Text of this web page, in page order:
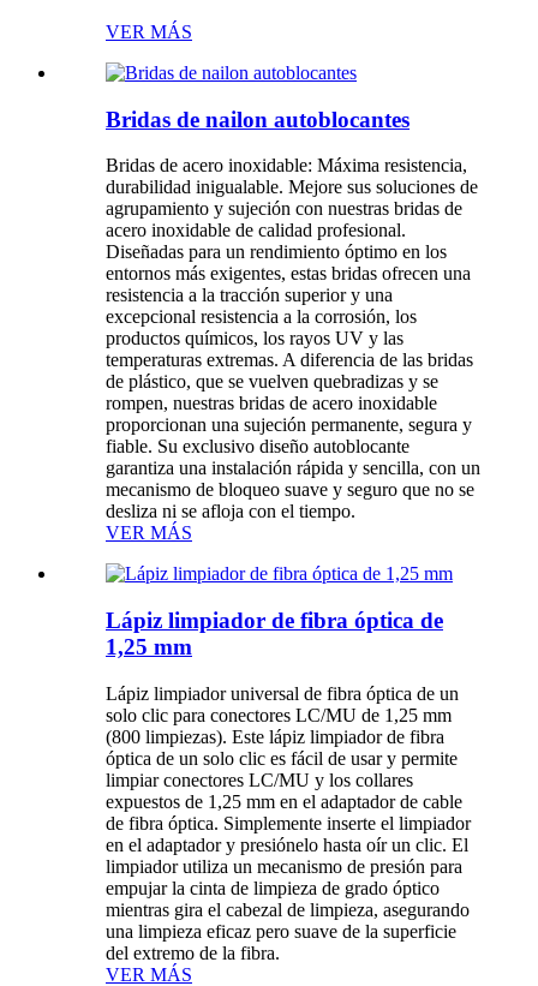
VER MÁS
Bridas de nailon autoblocantes
Bridas de acero inoxidable: Máxima resistencia,
durabilidad inigualable. Mejore sus soluciones de
agrupamiento y sujeción con nuestras bridas de
acero inoxidable de calidad profesional.
Diseñadas para un rendimiento óptimo en los
entornos más exigentes, estas bridas ofrecen una
resistencia a la tracción superior y una
excepcional resistencia a la corrosión, los
productos químicos, los rayos UV y las
temperaturas extremas. A diferencia de las bridas
de plástico, que se vuelven quebradizas y se
rompen, nuestras bridas de acero inoxidable
proporcionan una sujeción permanente, segura y
fiable. Su exclusivo diseño autoblocante
garantiza una instalación rápida y sencilla, con un
mecanismo de bloqueo suave y seguro que no se
desliza ni se afloja con el tiempo.
VER MÁS
Lápiz limpiador de fibra óptica de
1,25 mm
Lápiz limpiador universal de fibra óptica de un
solo clic para conectores LC/MU de 1,25 mm
(800 limpiezas). Este lápiz limpiador de fibra
óptica de un solo clic es fácil de usar y permite
limpiar conectores LC/MU y los collares
expuestos de 1,25 mm en el adaptador de cable
de fibra óptica. Simplemente inserte el limpiador
en el adaptador y presiónelo hasta oír un clic. El
limpiador utiliza un mecanismo de presión para
empujar la cinta de limpieza de grado óptico
mientras gira el cabezal de limpieza, asegurando
una limpieza eficaz pero suave de la superficie
del extremo de la fibra.
VER MÁS